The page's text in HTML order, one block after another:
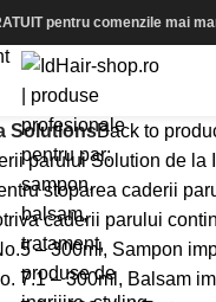
pentru comenzile mai
SolutionsBack to